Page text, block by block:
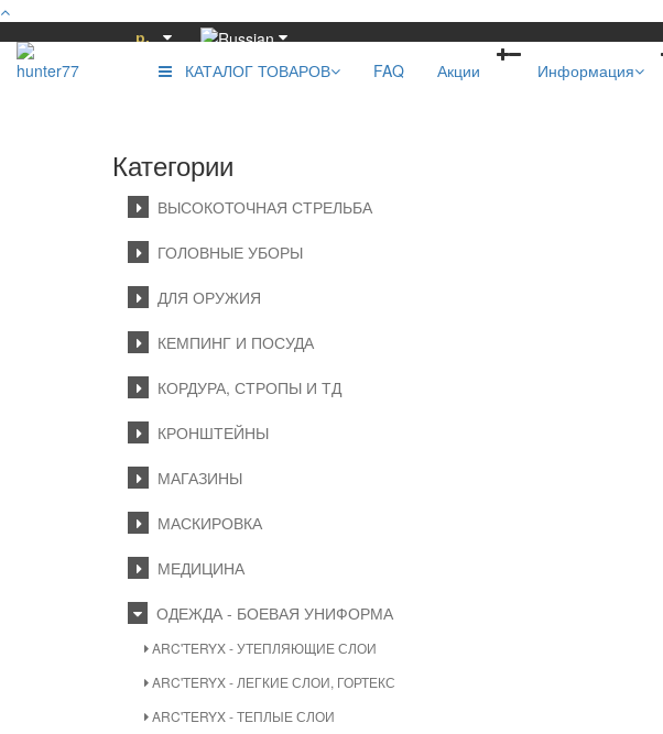
р.
КАТАЛОГ ТОВАРОВ
FAQ Акции Информация
Категории
ВЫСОКОТОЧНАЯ СТРЕЛЬБА
ГОЛОВНЫЕ УБОРЫ
ДЛЯ ОРУЖИЯ
КЕМПИНГ И ПОСУДА
КОРДУРА, СТРОПЫ И ТД
КРОНШТЕЙНЫ
МАГАЗИНЫ
МАСКИРОВКА
МЕДИЦИНА
ОДЕЖДА - БОЕВАЯ УНИФОРМА
ARC'TERYX - УТЕПЛЯЮЩИЕ СЛОИ
ARC'TERYX - ЛЕГКИЕ СЛОИ, ГОРТЕКС
ARC'TERYX - ТЕПЛЫЕ СЛОИ